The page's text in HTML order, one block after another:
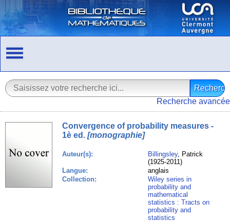
Recherche avancée
Convergence of probability measures -
1è ed. [monographie]
Auteur(s): Billingsley, Patrick
(1925-2011)
Langue:
anglais
Collection:
Wiley series in
probability and
mathematical
statistics : Tracts on
probability and
statistics